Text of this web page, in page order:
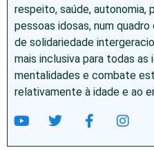
respeito, saúde, autonomia,
pessoas idosas, num
de solidariedade
mais inclusiva para todas as
mentalidades e combate
relativamente à idade e ao